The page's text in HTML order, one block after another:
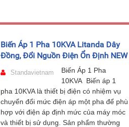
Biến Áp 1 Pha 10KVA Litanda Dây
Đồng, Đổi Nguồn Điện Ổn Định NEW
Standavietnam
Biến Áp 1 Pha
10KVA Biến áp 1
pha 10KVA là thiết bị điện có nhiệm vụ
chuyển đổi mức điện áp một pha để phù
hợp với điện áp định mức của máy móc
và thiết bị sử dụng. Sản phẩm thường